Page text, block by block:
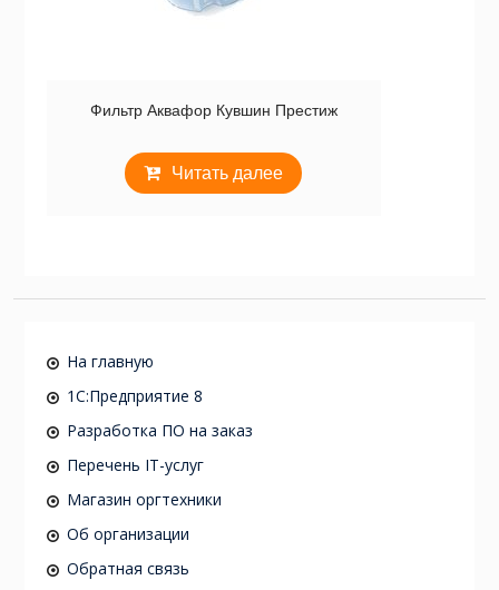
Фильтр Аквафор Кувшин Престиж
Читать далее
На главную
1C:Предприятие 8
Разработка ПО на заказ
Перечень IT-услуг
Магазин оргтехники
Об организации
Обратная связь